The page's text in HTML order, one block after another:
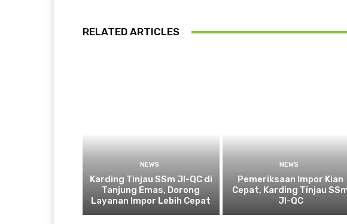
RELATED ARTICLES
NEWS
Karding Tinjau SSm JI-QC di
Tanjung Emas, Dorong
Layanan Impor Lebih Cepat
NEWS
Pemeriksaan Impor Kian
Cepat, Karding Tinjau
JI-QC